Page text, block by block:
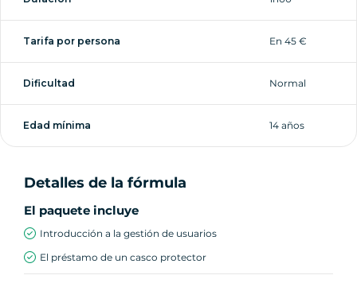
Tarifa por persona En 45 €
Dificultad Normal
Edad mínima 14 años
Detalles de la fórmula
El paquete incluye
Introducción a la gestión de usuarios
El préstamo de un casco protector